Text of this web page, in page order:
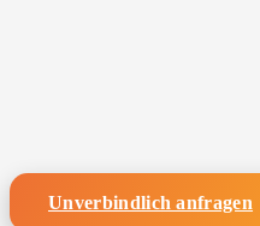
Unverbindlich anfragen